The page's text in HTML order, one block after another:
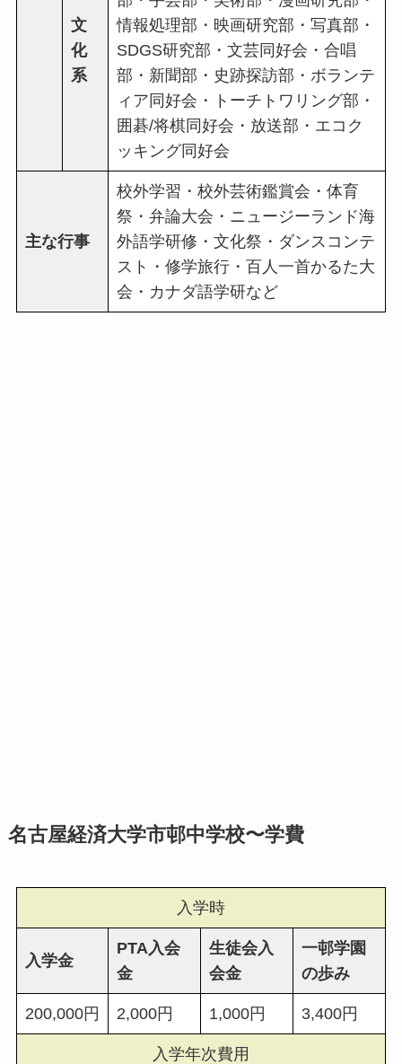
文
化
系
情報処理部・映画研究部・写真部・
SDGS研究部・文芸同好会・合唱
部・新聞部・史跡探訪部・ボランテ
ィア同好会・トーチトワリング部・
囲碁/将棋同好会・放送部・エコク
ッキング同好会
主な行事
校外学習・校外芸術鑑賞会・体育
祭・弁論大会・ニュージーランド海
外語学研修・文化祭・ダンスコンテ
スト・修学旅行・百人一首かるた大
会・カナダ語学研など
名古屋経済大学市邨中学校〜学費
入学時
入学金
PTA入会
金
生徒会入
会金
一邨学園
の歩み
200,000円 2,000円 1,000円 3,400円
入学年次費用